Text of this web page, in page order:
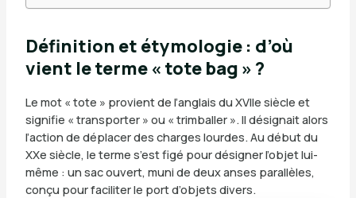
Définition et étymologie : d’où
vient le terme « tote bag » ?
Le mot « tote » provient de l’anglais du XVIIe siècle et
signifie « transporter » ou « trimballer ». Il désignait alors
l’action de déplacer des charges lourdes. Au début du
XXe siècle, le terme s’est figé pour désigner l’objet lui-
même : un sac ouvert, muni de deux anses parallèles,
conçu pour faciliter le port d’objets divers.